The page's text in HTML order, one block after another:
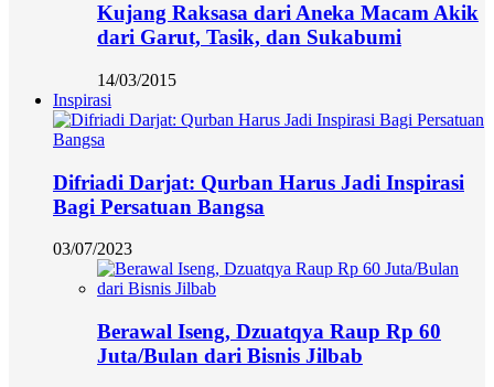
Kujang Raksasa dari Aneka Macam Akik
dari Garut, Tasik, dan Sukabumi
14/03/2015
Inspirasi
Difriadi Darjat: Qurban Harus Jadi Inspirasi
Bagi Persatuan Bangsa
03/07/2023
Berawal Iseng, Dzuatqya Raup Rp 60
Juta/Bulan dari Bisnis Jilbab